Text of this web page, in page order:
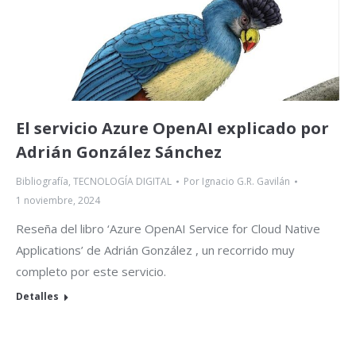
El servicio Azure OpenAI explicado por
Adrián González Sánchez
Bibliografía, TECNOLOGÍA DIGITAL Por Ignacio G.R. Gavilán
1 noviembre, 2024
Reseña del libro ‘Azure OpenAI Service for Cloud Native
Applications’ de Adrián González , un recorrido muy
completo por este servicio.
Detalles